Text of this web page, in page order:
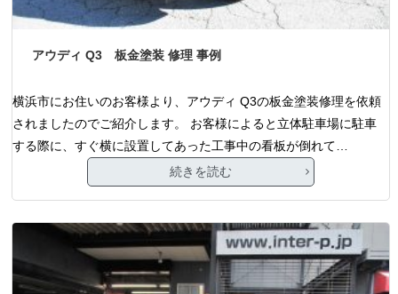
アウディ Q3 板金塗装 修理 事例
横浜市にお住いのお客様より、アウディ Q3の板金塗装修理を依頼
されましたのでご紹介します。 お客様によると立体駐車場に駐車
する際に、すぐ横に設置してあった工事中の看板が倒れて…
続きを読む